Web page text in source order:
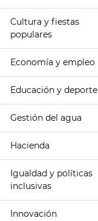
Cultura y fiestas
populares
Economía y empleo
Educación y deporte
Gestión del agua
Hacienda
Igualdad y políticas
inclusivas
Innovación